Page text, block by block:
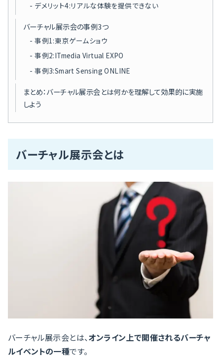
デメリット4:リアルな体験を提供できない
バーチャル展示会の事例3つ
事例1:東京ゲームショウ
事例2:ITmedia Virtual EXPO
事例3:Smart Sensing ONLINE
まとめ：バーチャル展示会とは何かを理解して効果的に実施
しよう
バーチャル展示会とは
バーチャル展示会とは、オンライン上で開催されるバーチャ
ルイベントの一種です。